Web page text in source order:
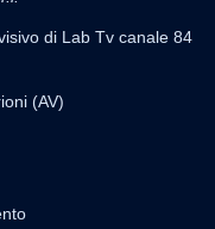
di Lab Tv canale 84
(AV)